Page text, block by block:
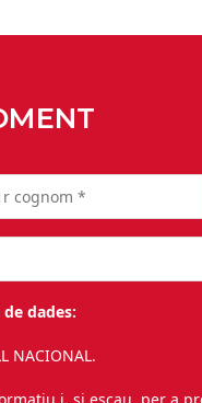
dades:
NACIONAL.